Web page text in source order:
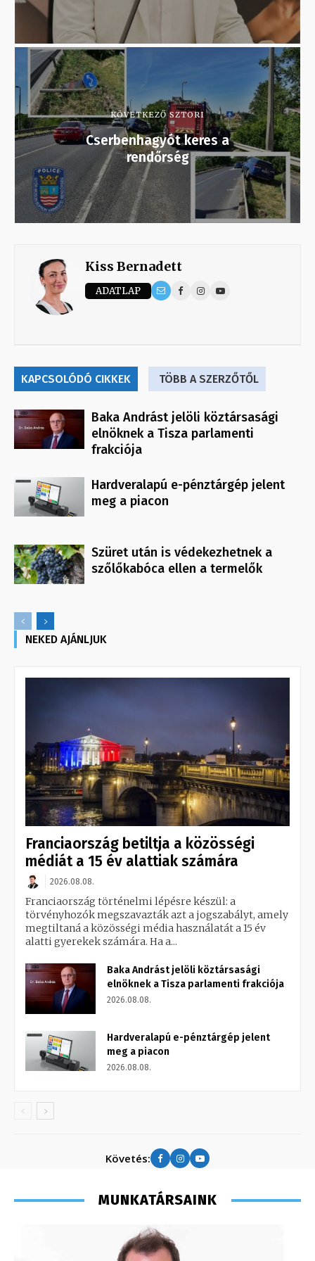
KÖVETKEZŐ SZTORI
Cserbenhagyót keres a
rendőrség
Kiss Bernadett
ADATLAP
KAPCSOLÓDÓ CIKKEK TÖBB A SZERZŐTŐL
Baka Andrást jelöli köztársasági
elnöknek a Tisza parlamenti
frakciója
Hardveralapú e-pénztárgép jelent
meg a piacon
Szüret után is védekezhetnek a
szőlőkabóca ellen a termelők
NEKED AJÁNLJUK
Franciaország betiltja a közösségi
médiát a 15 év alattiak számára
2026.08.08.
Franciaország történelmi lépésre készül: a
törvényhozók megszavazták azt a jogszabályt, amely
megtiltaná a közösségi média használatát a 15 év
alatti gyerekek számára. Ha a...
Baka Andrást jelöli köztársasági
elnöknek a Tisza parlamenti frakciója
2026.08.08.
Hardveralapú e-pénztárgép jelent
meg a piacon
2026.08.08.
Követés:
MUNKATÁRSAINK